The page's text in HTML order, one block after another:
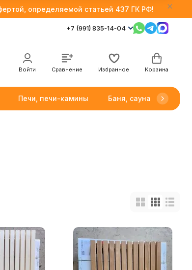
определяемой статьей 437 ГК РФ!
+7 (991) 835-14-04
Войти Сравнение Избранное Корзина
Печи, печи-камины Баня, сауна